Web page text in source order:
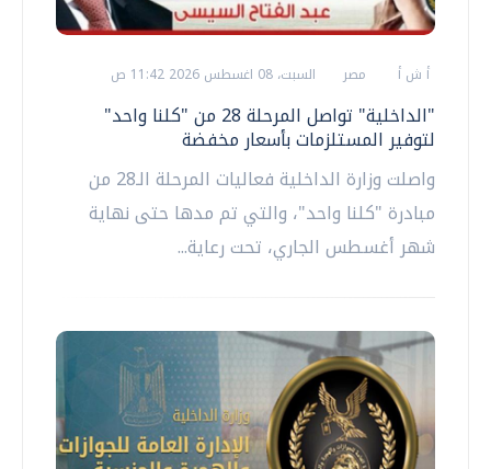
أ ش أ مصر السبت، 08 اغسطس 2026 11:42 ص
"الداخلية" تواصل المرحلة 28 من "كلنا واحد"
لتوفير المستلزمات بأسعار مخفضة
واصلت وزارة الداخلية فعاليات المرحلة الـ28 من
مبادرة "كلنا واحد"، والتي تم مدها حتى نهاية
شهر أغسطس الجاري، تحت رعاية...